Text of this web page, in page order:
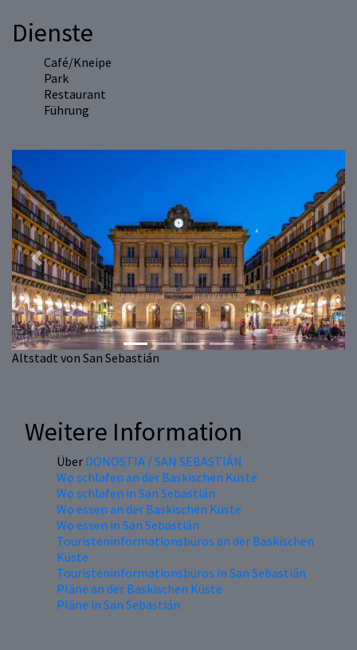
Dienste
Café/Kneipe
Park
Restaurant
Führung
Altstadt von San Sebastián
Previous Next
Weitere Information
Über DONOSTIA / SAN SEBASTIÁN
Wo schlafen an der Baskischen Küste
Wo schlafen in San Sebastián
Wo essen an der Baskischen Küste
Wo essen in San Sebastián
Touristeninformationsbüros an der Baskischen
Küste
Touristeninformationsbüros in San Sebastián
Pläne an der Baskischen Küste
Pläne in San Sebastián